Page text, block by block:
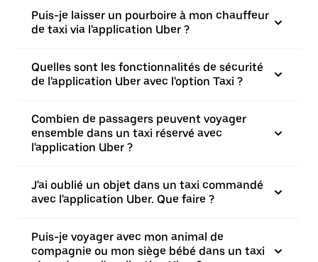
Puis-je laisser un pourboire à mon chauffeur
de taxi via l'application Uber ?
Quelles sont les fonctionnalités de sécurité
de l'application Uber avec l'option Taxi ?
Combien de passagers peuvent voyager
ensemble dans un taxi réservé avec
l'application Uber ?
J'ai oublié un objet dans un taxi commandé
avec l'application Uber. Que faire ?
Puis-je voyager avec mon animal de
compagnie ou mon siège bébé dans un taxi